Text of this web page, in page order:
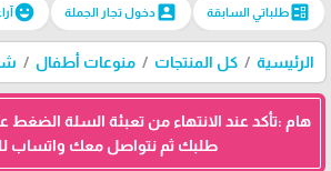
ballotطلباتي السابقة account_boxدخول تجار الجملة emoji_emotions
الرئيسية كل المنتجات منوعات أطفال
هام :تأكد عند الانتهاء من تعبئة السلة الضغط
طلبك ثم نتواصل معك واتساب